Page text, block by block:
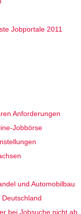
Jobportale 2011
Anforderungen
Jobbörse
und Automobilbau
bei Jobsuche nicht ab